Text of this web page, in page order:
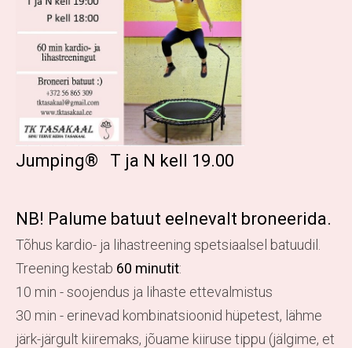
Jumping® T ja N kell 19.00
NB! Palume batuut eelnevalt broneerida.
Tõhus kardio- ja lihastreening spetsiaalsel batuudil.
Treening kestab 60 minutit:
10 min - soojendus ja lihaste ettevalmistus
30 min - erinevad kombinatsioonid hüpetest, lähme
järk-järgult kiiremaks, jõuame kiiruse tippu (jälgime, et